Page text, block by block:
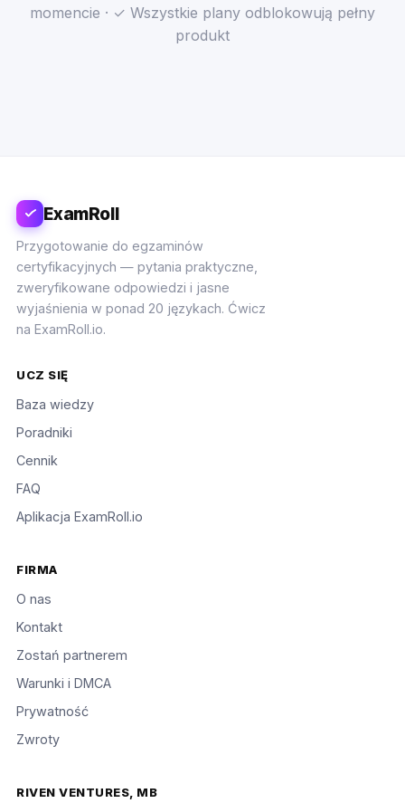
momencie · ✓ Wszystkie plany odblokowują pełny
produkt
ExamRoll
Przygotowanie do egzaminów
certyfikacyjnych — pytania praktyczne,
zweryfikowane odpowiedzi i jasne
wyjaśnienia w ponad 20 językach. Ćwicz
na ExamRoll.io.
UCZ SIĘ
Baza wiedzy
Poradniki
Cennik
FAQ
Aplikacja ExamRoll.io
FIRMA
O nas
Kontakt
Zostań partnerem
Warunki i DMCA
Prywatność
Zwroty
RIVEN VENTURES, MB